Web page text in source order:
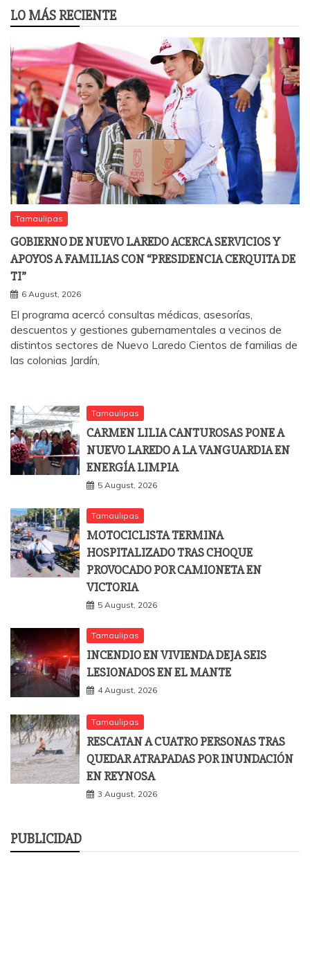
LO MÁS RECIENTE
Tamaulipas
GOBIERNO DE NUEVO LAREDO ACERCA SERVICIOS Y
APOYOS A FAMILIAS CON “PRESIDENCIA CERQUITA DE
TI”
6 August, 2026
El programa acercó consultas médicas, asesorías,
descuentos y gestiones gubernamentales a vecinos de
distintos sectores de Nuevo Laredo Cientos de familias de
las colonias Jardín,
Tamaulipas
CARMEN LILIA CANTUROSAS PONE A
NUEVO LAREDO A LA VANGUARDIA EN
ENERGÍA LIMPIA
5 August, 2026
Tamaulipas
MOTOCICLISTA TERMINA
HOSPITALIZADO TRAS CHOQUE
PROVOCADO POR CAMIONETA EN
VICTORIA
5 August, 2026
Tamaulipas
INCENDIO EN VIVIENDA DEJA SEIS
LESIONADOS EN EL MANTE
4 August, 2026
Tamaulipas
RESCATAN A CUATRO PERSONAS TRAS
QUEDAR ATRAPADAS POR INUNDACIÓN
EN REYNOSA
3 August, 2026
PUBLICIDAD